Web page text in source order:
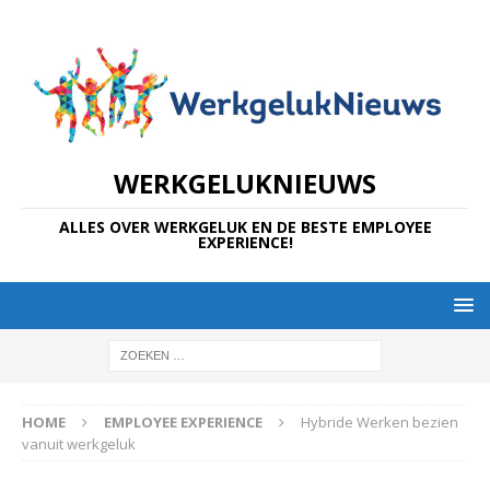
WERKGELUKNIEUWS
ALLES OVER WERKGELUK EN DE BESTE EMPLOYEE
EXPERIENCE!
HOME EMPLOYEE EXPERIENCE
Hybride Werken bezien
vanuit werkgeluk